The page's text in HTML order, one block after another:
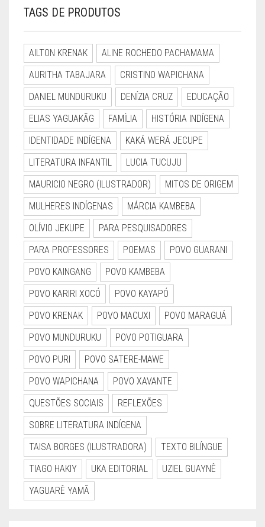
TAGS DE PRODUTOS
AILTON KRENAK
ALINE ROCHEDO PACHAMAMA
AURITHA TABAJARA
CRISTINO WAPICHANA
DANIEL MUNDURUKU
DENÍZIA CRUZ
EDUCAÇÃO
ELIAS YAGUAKÃG
FAMÍLIA
HISTÓRIA INDÍGENA
IDENTIDADE INDÍGENA
KAKÁ WERÁ JECUPE
LITERATURA INFANTIL
LUCIA TUCUJU
MAURICIO NEGRO (ILUSTRADOR)
MITOS DE ORIGEM
MULHERES INDÍGENAS
MÁRCIA KAMBEBA
OLÍVIO JEKUPE
PARA PESQUISADORES
PARA PROFESSORES
POEMAS
POVO GUARANI
POVO KAINGANG
POVO KAMBEBA
POVO KARIRI XOCÓ
POVO KAYAPÓ
POVO KRENAK
POVO MACUXI
POVO MARAGUÁ
POVO MUNDURUKU
POVO POTIGUARA
POVO PURI
POVO SATERE-MAWE
POVO WAPICHANA
POVO XAVANTE
QUESTÕES SOCIAIS
REFLEXÕES
SOBRE LITERATURA INDÍGENA
TAISA BORGES (ILUSTRADORA)
TEXTO BILÍNGUE
TIAGO HAKIY
UKA EDITORIAL
UZIEL GUAYNÊ
YAGUARÊ YAMÃ